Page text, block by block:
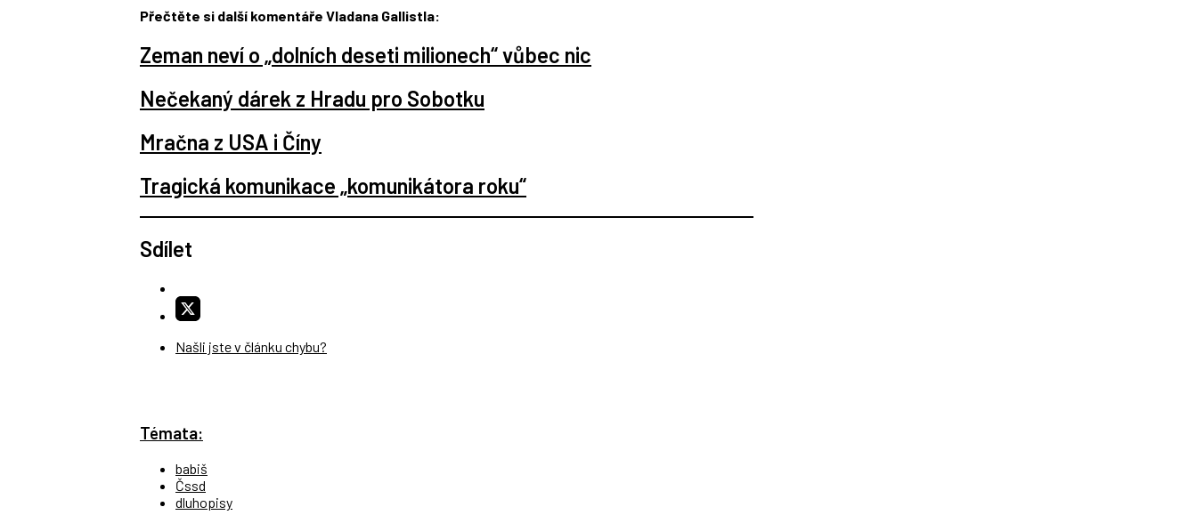
Přečtěte si další komentáře Vladana Gallistla:
Zeman neví o „dolních deseti milionech“ vůbec nic
Nečekaný dárek z Hradu pro Sobotku
Mračna z USA i Číny
Tragická komunikace „komunikátora roku“
Sdílet
Našli jste v článku chybu?
Témata:
babiš
Čssd
dluhopisy